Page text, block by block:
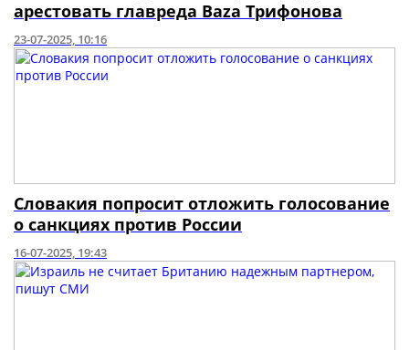
арестовать главреда Baza Трифонова
23-07-2025, 10:16
Словакия попросит отложить голосование
о санкциях против России
16-07-2025, 19:43